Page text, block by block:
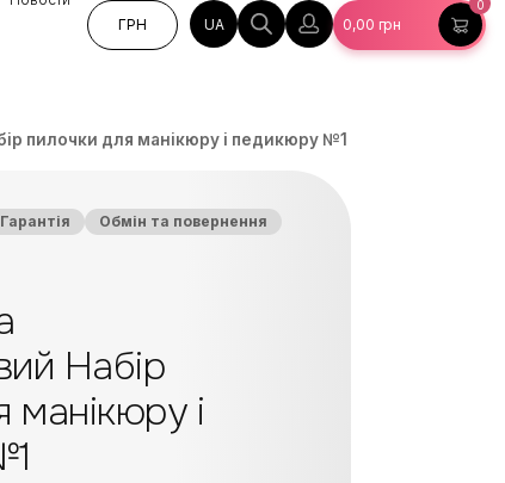
ГРН
UA 0,00 грн
0
пилочки для манікюру і педикюру №1
Гарантія
Обмін та повернення
Набір
манікюру і